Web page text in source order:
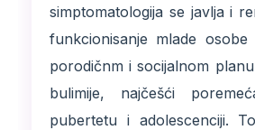
simptomatologija se javlja i
funkcionisanje mlade osobe
porodičnm i socijalnom
bulimije, najčešći
pubertetu i adolescenciji.